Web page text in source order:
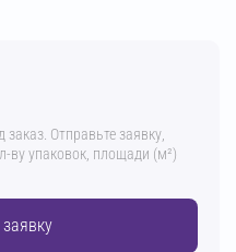
Отправьте заявку,
ву упаковок, площади (м²)